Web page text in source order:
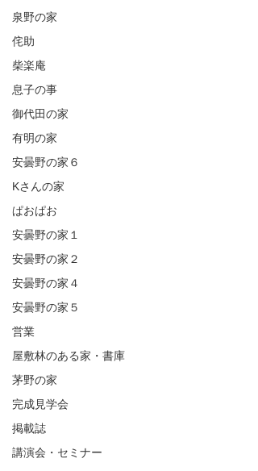
泉野の家
侘助
柴楽庵
息子の事
御代田の家
有明の家
安曇野の家６
Kさんの家
ぱおぱお
安曇野の家１
安曇野の家２
安曇野の家４
安曇野の家５
営業
屋敷林のある家・書庫
茅野の家
完成見学会
掲載誌
講演会・セミナー